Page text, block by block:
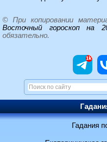
© При копировании
Восточный гороскоп на
обязательно.
Гадания